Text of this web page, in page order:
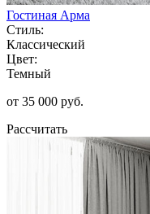
Гостиная Арма
Стиль:
Классический
Цвет:
Темный
от 35 000 руб.
Рассчитать